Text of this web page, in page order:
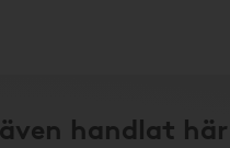
handlat här